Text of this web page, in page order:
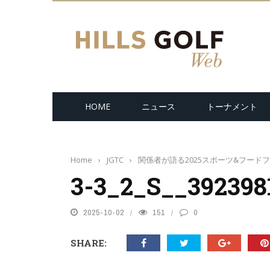
HOME ニュース トーナメント
Home › JGTC › 関係者が語る2025スポーツ&フード
3-
2025-10-02 151 0
SHARE: